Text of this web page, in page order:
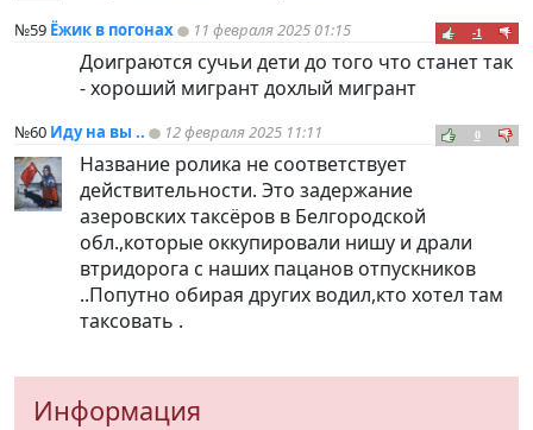
№59 Ёжик в погонах 11 февраля 2025 01:15 -1
Доиграются сучьи дети до того что станет так
- хороший мигрант дохлый мигрант
№60 Иду на вы .. 12 февраля 2025 11:11 0
Название ролика не соответствует
действительности. Это задержание
азеровских таксёров в Белгородской
обл.,которые оккупировали нишу и драли
втридорога с наших пацанов отпускников
..Попутно обирая других водил,кто хотел там
таксовать .
Информация